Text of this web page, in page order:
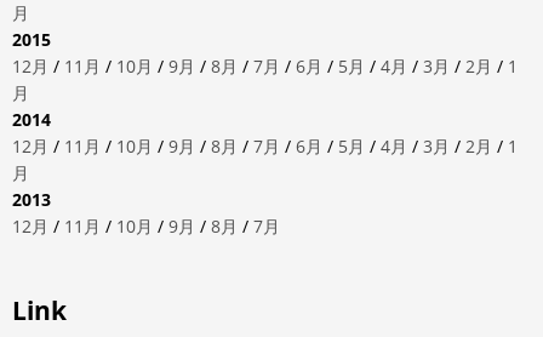
月
2015
12月 / 11月 / 10月 / 9月 / 8月 / 7月 / 6月 / 5月 / 4月 / 3月 / 2月 / 1
月
2014
12月 / 11月 / 10月 / 9月 / 8月 / 7月 / 6月 / 5月 / 4月 / 3月 / 2月 / 1
月
2013
12月 / 11月 / 10月 / 9月 / 8月 / 7月
Link